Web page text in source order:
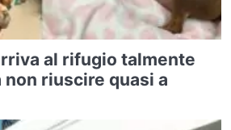
al rifugio talmente
non riuscire quasi a